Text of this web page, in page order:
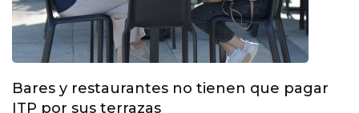
Bares y restaurantes no tienen que pagar
ITP por sus terrazas